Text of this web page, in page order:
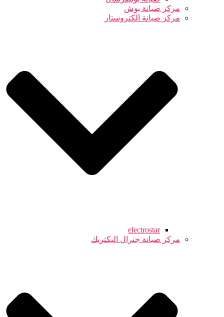
مركز صيانة بوش
مركز صيانة الكتروستار
electrostar
مركز صيانة جنرال اليكتريك